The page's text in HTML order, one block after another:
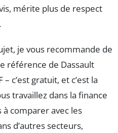
mérite plus de respect
je vous recommande de
référence de Dassault
c’est gratuit, et c’est la
travaillez dans la finance
à comparer avec les
d’autres secteurs,